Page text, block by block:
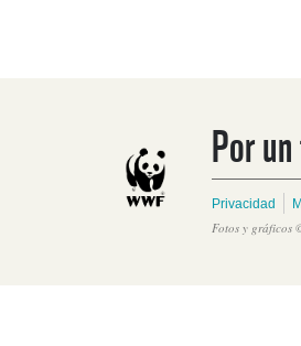
Por
Privacidad
Fotos y gráficos